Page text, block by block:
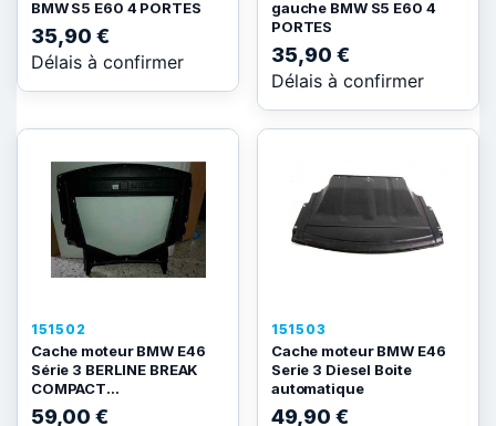
BMW S5 E60 4 PORTES
35,90 €
Délais à confirmer
gauche BMW S5 E60 4
PORTES
35,90 €
Délais à confirmer
151502
Cache moteur BMW E46
Série 3 BERLINE BREAK
COMPACT...
59,00 €
151503
Cache moteur BMW E46
Serie 3 Diesel Boite
automatique
49,90 €